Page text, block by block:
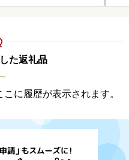
た返礼品
に履歴が表示されます。